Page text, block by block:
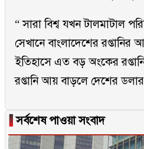
“ সারা বিশ্ব যখন টালমাটাল
সেখানে বাংলাদেশের রপ্তানির
ইতিহাসে এত বড় অংকের
রপ্তানি আয় বাড়লে দেশের
▐সর্বশেষ পাওয়া সংবাদ